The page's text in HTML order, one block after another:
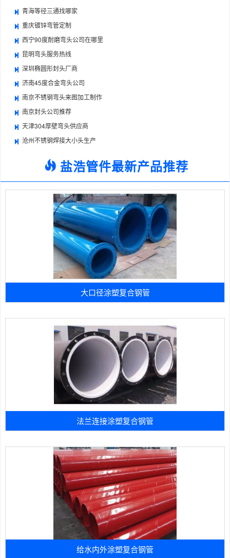
青海等径三通找哪家
重庆镀锌弯管定制
西宁90度耐磨弯头公司在哪里
昆明弯头服务热线
深圳椭圆形封头厂商
济南45度合金弯头公司
南京不锈钢弯头来图加工制作
南京封头公司推荐
天津304厚壁弯头供应商
沧州不锈钢焊接大小头生产
盐浩管件最新产品推荐
大口径涂塑复合钢管
法兰连接涂塑复合钢管
给水内外涂塑复合钢管